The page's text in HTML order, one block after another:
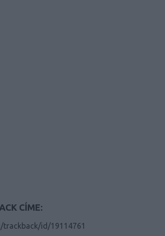
CÍME:
trackback/id/19114761